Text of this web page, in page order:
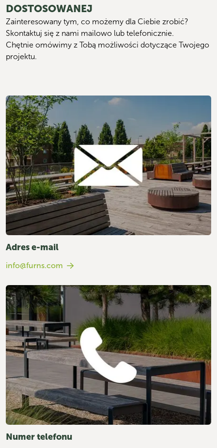
DOSTOSOWANEJ
Zainteresowany tym, co możemy dla Ciebie zrobić?
Skontaktuj się z nami mailowo lub telefonicznie.
Chętnie omówimy z Tobą możliwości dotyczące Twojego
projektu.
Adres e-mail
info@furns.com
Numer telefonu